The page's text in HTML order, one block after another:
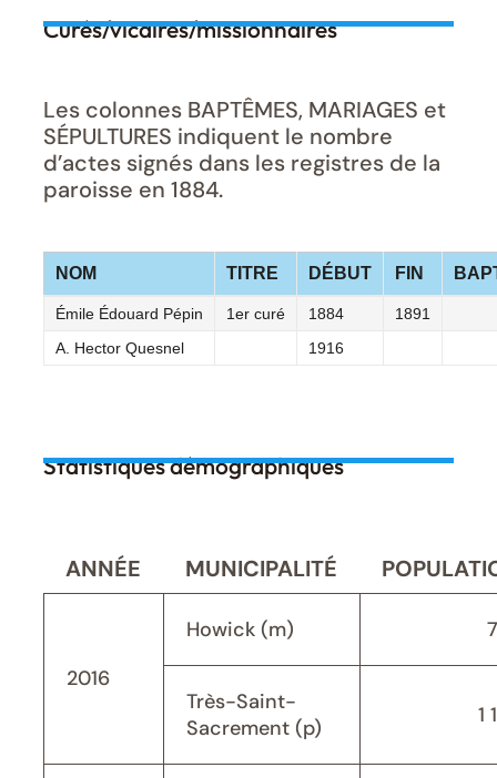
Curés/vicaires/missionnaires
Les colonnes BAPTÊMES, MARIAGES et
SÉPULTURES indiquent le nombre
d’actes signés dans les registres de la
paroisse en 1884.
NOM TITRE DÉBUT FIN
Émile Édouard Pépin 1er curé 1884
1891
A. Hector Quesnel
1916
Statistiques démographiques
ANNÉE MUNICIPALITÉ
2016
Howick (m)
Très-Saint-
Sacrement (p)
1